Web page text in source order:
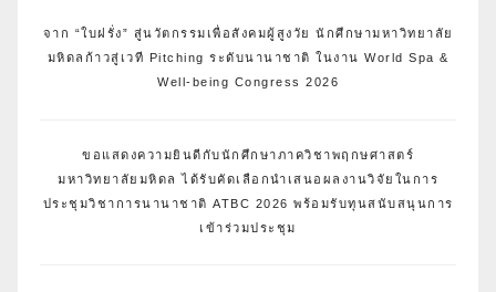
จาก “ใบฝรั่ง” สู่นวัตกรรมเพื่อสังคมผู้สูงวัย นักศึกษามหาวิทยาลัย
มหิดลก้าวสู่เวที Pitching ระดับนานาชาติ ในงาน World Spa &
Well-being Congress 2026
ขอแสดงความยินดีกับนักศึกษาภาควิชาพฤกษศาสตร์
มหาวิทยาลัยมหิดล ได้รับคัดเลือกนำเสนอผลงานวิจัยในการ
ประชุมวิชาการนานาชาติ ATBC 2026 พร้อมรับทุนสนับสนุนการ
เข้าร่วมประชุม